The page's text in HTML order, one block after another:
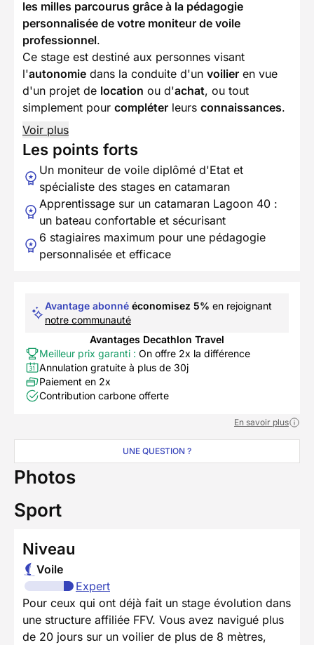
les milles parcourus grâce à la pédagogie
personnalisée de votre moniteur de voile
professionnel.
Ce stage est destiné aux personnes visant
l'autonomie dans la conduite d'un voilier en vue
d'un projet de location ou d'achat, ou tout
simplement pour compléter leurs connaissances.
Voir plus
Les points forts
Un moniteur de voile diplômé d'Etat et
spécialiste des stages en catamaran
Apprentissage sur un catamaran Lagoon 40 :
un bateau confortable et sécurisant
6 stagiaires maximum pour une pédagogie
personnalisée et efficace
Avantage abonné économisez 5% en rejoignant
notre communauté
Avantages Decathlon Travel
Meilleur prix garanti : On offre 2x la différence
Annulation gratuite à plus de 30j
Paiement en 2x
Contribution carbone offerte
En savoir plus
UNE QUESTION ?
Photos
Sport
Niveau
Voile
Expert
Pour ceux qui ont déjà fait un stage évolution dans
une structure affiliée FFV. Vous avez navigué plus
de 20 jours sur un voilier de plus de 8 mètres,